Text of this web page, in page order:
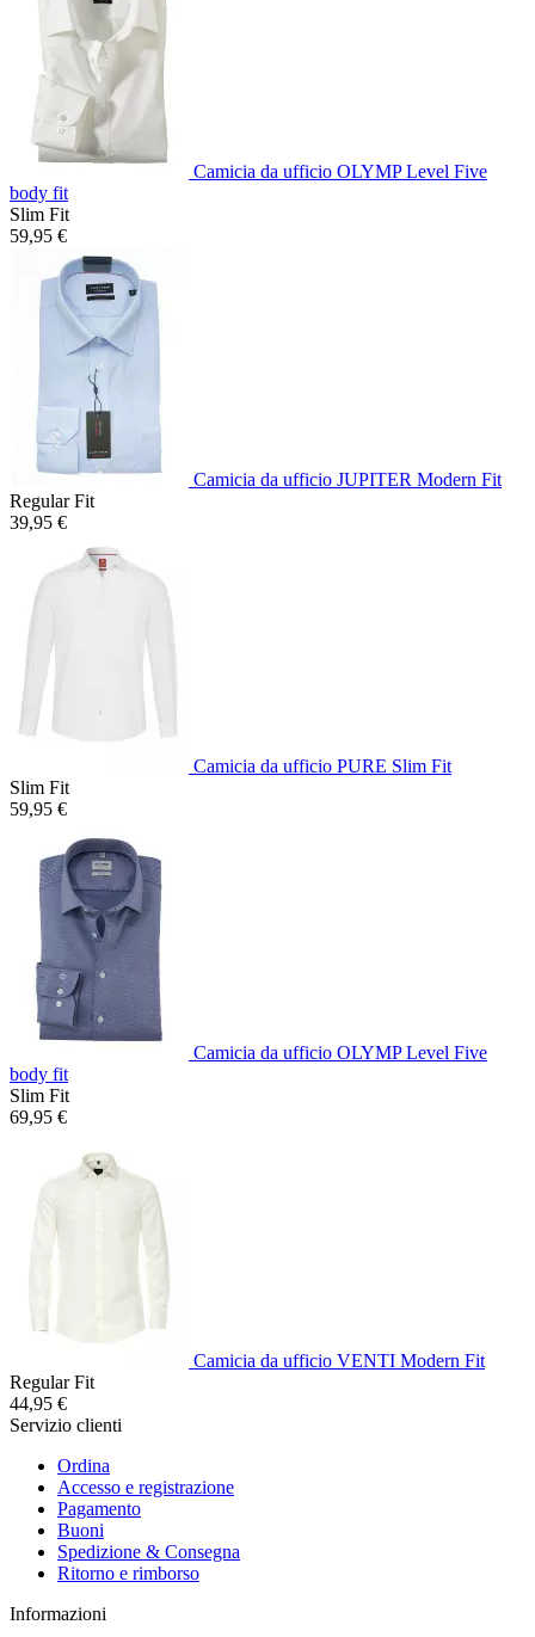
Camicia da ufficio OLYMP Level Five
body fit
Slim Fit
59,95 €
Camicia da ufficio JUPITER Modern Fit
Regular Fit
39,95 €
Camicia da ufficio PURE Slim Fit
Slim Fit
59,95 €
Camicia da ufficio OLYMP Level Five
body fit
Slim Fit
69,95 €
Camicia da ufficio VENTI Modern Fit
Regular Fit
44,95 €
Servizio clienti
Ordina
Accesso e registrazione
Pagamento
Buoni
Spedizione & Consegna
Ritorno e rimborso
Informazioni